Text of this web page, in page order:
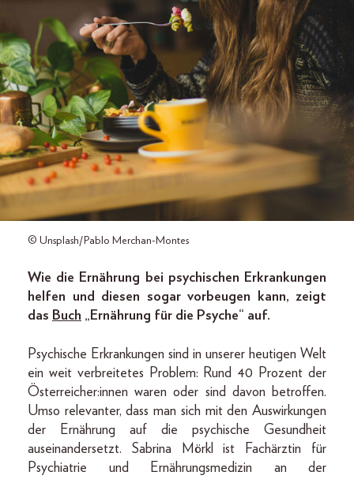
© Unsplash/Pablo Merchan-Montes
Wie die Ernährung bei psychischen Erkrankungen
helfen und diesen sogar vorbeugen kann, zeigt
das Buch „Ernährung für die Psyche“ auf.
Psychische Erkrankungen sind in unserer heutigen Welt
ein weit verbreitetes Problem: Rund 40 Prozent der
Österreicher:innen waren oder sind davon betroffen.
Umso relevanter, dass man sich mit den Auswirkungen
der Ernährung auf die psychische Gesundheit
auseinandersetzt. Sabrina Mörkl ist Fachärztin für
Psychiatrie und Ernährungsmedizin an der